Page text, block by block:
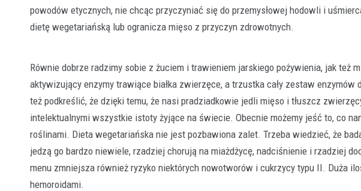
powodów etycznych, nie chcąc przyczyniać się do przemysłowej hodowli i
dietę wegetariańską lub ogranicza mięso z przyczyn zdrowotnych.
Równie dobrze radzimy sobie z żuciem i trawieniem jarskiego pożywienia, jak też
aktywizujący enzymy trawiące białka zwierzęce, a trzustka cały zestaw
też podkreślić, że dzięki temu, że nasi pradziadkowie jedli mięso i tłuszcz
intelektualnymi wszystkie istoty żyjące na świecie. Obecnie możemy jeść to, co
roślinami. Dieta wegetariańska nie jest pozbawiona zalet. Trzeba wiedzieć, że
jedzą go bardzo niewiele, rzadziej chorują na miażdżycę, nadciśnienie i rzadziej
menu zmniejsza również ryzyko niektórych nowotworów i cukrzycy typu II. Duża
hemoroidami.